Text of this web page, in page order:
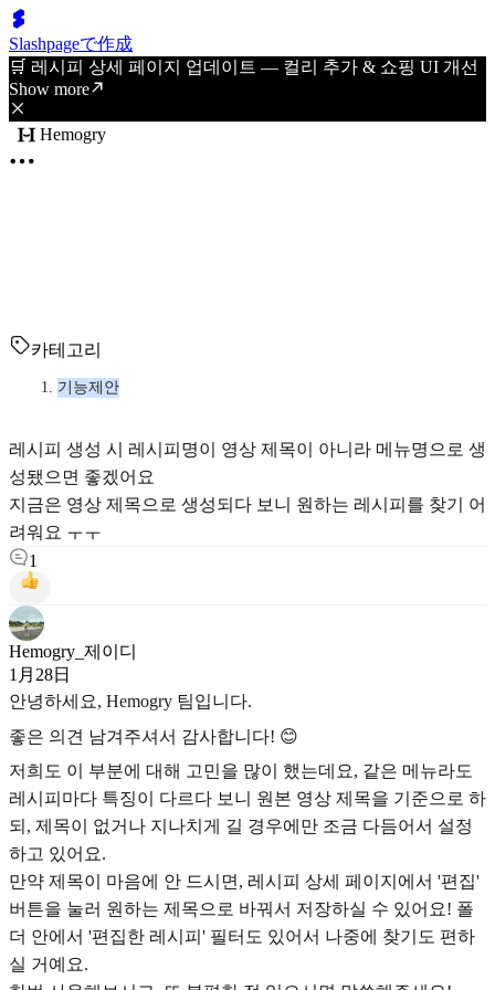
Slashpageで作成
🛒 레시피 상세 페이지 업데이트 — 컬리 추가 & 쇼핑 UI 개선
Show more
Hemogry
카테고리
기능제안
레시피 생성 시 레시피명이 영상 제목이 아니라 메뉴명으로 생
성됐으면 좋겠어요
지금은 영상 제목으로 생성되다 보니 원하는 레시피를 찾기 어
려워요 ㅜㅜ
1
Hemogry_제이디
1月28日
안녕하세요, Hemogry 팀입니다.
좋은 의견 남겨주셔서 감사합니다! 😊
저희도 이 부분에 대해 고민을 많이 했는데요, 같은 메뉴라도
레시피마다 특징이 다르다 보니 원본 영상 제목을 기준으로 하
되, 제목이 없거나 지나치게 길 경우에만 조금 다듬어서 설정
하고 있어요.
만약 제목이 마음에 안 드시면, 레시피 상세 페이지에서 '편집'
버튼을 눌러 원하는 제목으로 바꿔서 저장하실 수 있어요! 폴
더 안에서 '편집한 레시피' 필터도 있어서 나중에 찾기도 편하
실 거예요.